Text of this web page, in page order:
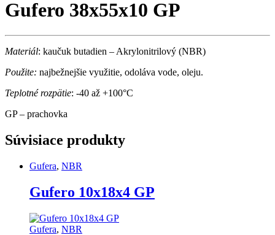
Gufero 38x55x10 GP
Materiál: kaučuk butadien – Akrylonitrilový (NBR)
Použite: najbežnejšie využitie, odoláva vode, oleju.
Teplotné rozpätie: -40 až +100°C
GP – prachovka
Súvisiace produkty
Gufera, NBR
Gufero 10x18x4 GP
Gufera, NBR